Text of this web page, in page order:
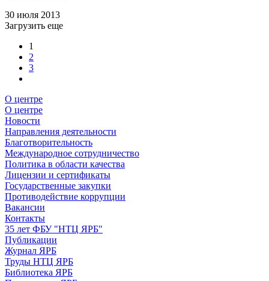
30 июля 2013
Загрузить еще
1
2
3
О центре
О центре
Новости
Направления деятельности
Благотворительность
Международное сотрудничество
Политика в области качества
Лицензии и сертификаты
Государственные закупки
Противодействие коррупции
Вакансии
Контакты
35 лет ФБУ "НТЦ ЯРБ"
Публикации
Журнал ЯРБ
Труды НТЦ ЯРБ
Библиотека ЯРБ